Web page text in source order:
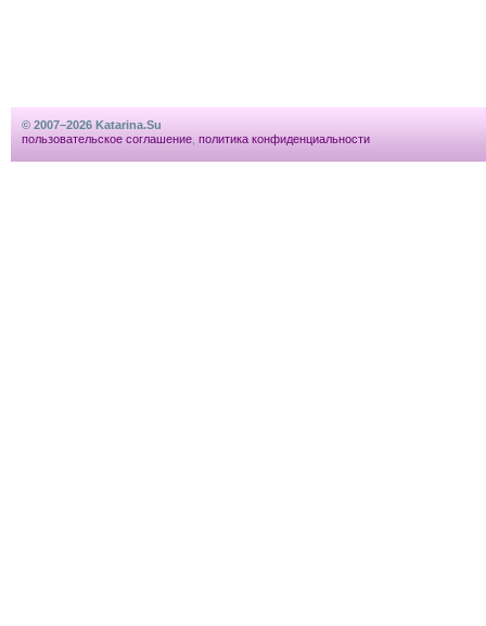
© 2007–2026 Katarina.Su
пользовательское соглашение политика конфиденциальности